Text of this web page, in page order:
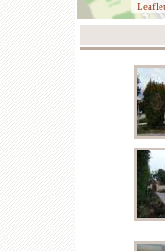
Leaflet